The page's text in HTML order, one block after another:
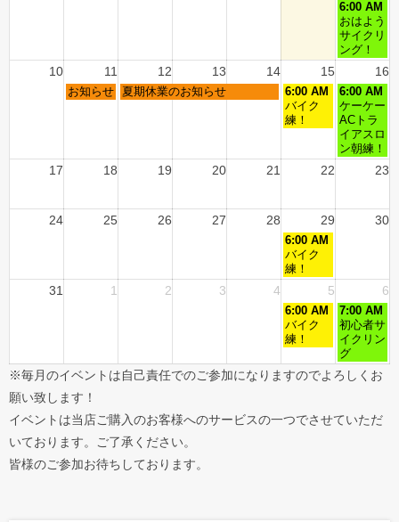
6:00 AM
おはよう
サイクリ
ング！
10 11 12 13 14 15 16
お知らせ 夏期休業のお知らせ
6:00 AM
バイク
練！
6:00 AM
ケーケー
ACトラ
イアスロ
ン朝練！
17 18 19 20 21 22 23
24 25 26 27 28 29 30
6:00 AM
バイク
練！
31 1 2 3 4 5 6
6:00 AM
バイク
練！
7:00 AM
初心者サ
イクリン
グ
※毎月のイベントは自己責任でのご参加になりますのでよろしくお
願い致します！
イベントは当店ご購入のお客様へのサービスの一つでさせていただ
いております。ご了承ください。
皆様のご参加お待ちしております。